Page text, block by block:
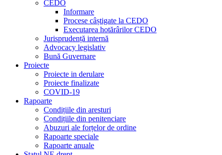
CEDO
Informare
Procese câștigate la CEDO
Executarea hotărârilor CEDO
Jurisprudență internă
Advocacy legislativ
Bună Guvernare
Proiecte
Proiecte in derulare
Proiecte finalizate
COVID-19
Rapoarte
Condițiile din aresturi
Condițiile din penitenciare
Abuzuri ale forțelor de ordine
Rapoarte speciale
Rapoarte anuale